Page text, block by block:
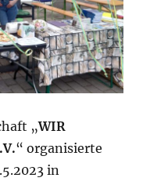
„WIR
“ organisierte
in